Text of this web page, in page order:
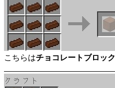
こちらはチョコレートブロック